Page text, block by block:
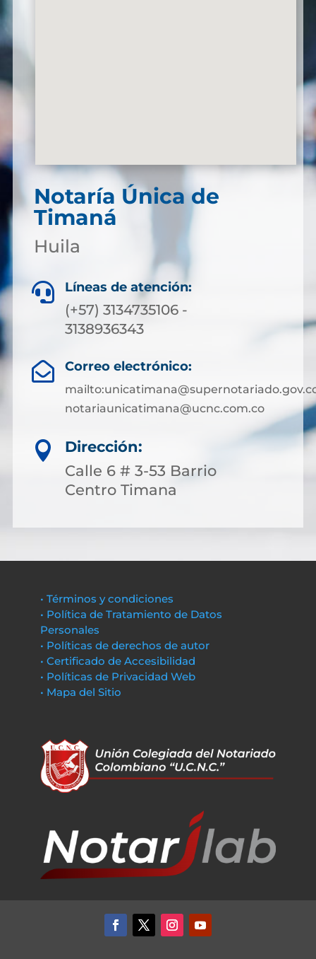
Notaría Única de
Timaná
Huila
 Líneas de atención:
(+57) 3134735106 -
3138936343
 Correo electrónico:
notariaunicatimana@ucnc.com.co

Dirección:
Calle 6 # 3-53 Barrio
Centro Timana
• Términos y condiciones
• Política de Tratamiento de Datos
Personales
• Políticas de derechos de autor
• Certificado de Accesibilidad
• Políticas de Privacidad Web
• Mapa del Sitio